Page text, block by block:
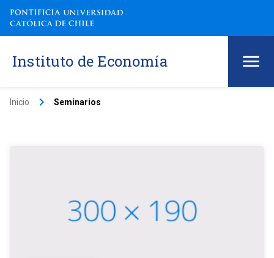
Instituto de Economía
Inicio keyboard_arrow_right Seminarios